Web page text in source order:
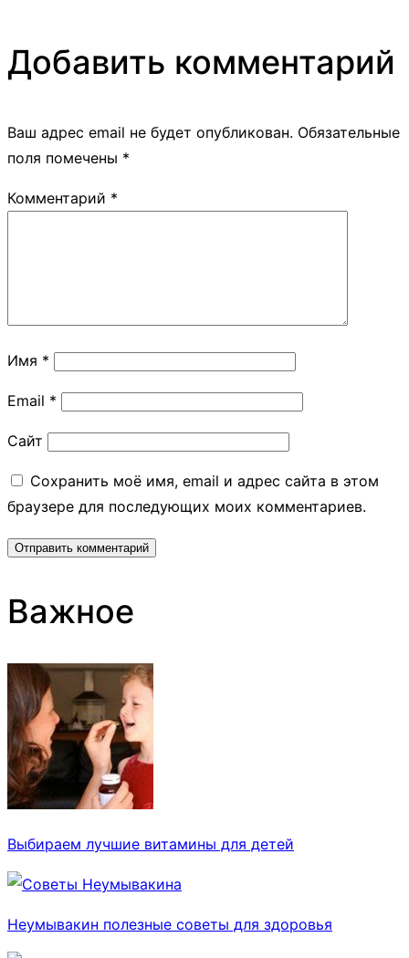
Добавить комментарий
Ваш адрес email не будет опубликован. Обязательные
поля помечены *
Комментарий *
Имя *
Email *
Сайт
Сохранить моё имя, email и адрес сайта в этом
браузере для последующих моих комментариев.
Важное
Выбираем лучшие витамины для детей
Неумывакин полезные советы для здоровья